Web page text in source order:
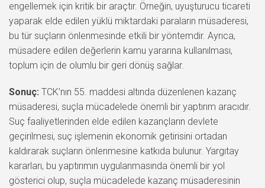
engellemek için kritik bir araçtır. Örneğin, uyuşturucu ticareti
yaparak elde edilen yüklü miktardaki paraların müsaderesi,
bu tür suçların önlenmesinde etkili bir yöntemdir. Ayrıca,
müsadere edilen değerlerin kamu yararına kullanılması,
toplum için de olumlu bir geri dönüş sağlar.
Sonuç: TCK’nın 55. maddesi altında düzenlenen kazanç
müsaderesi, suçla mücadelede önemli bir yaptırım aracıdır.
Suç faaliyetlerinden elde edilen kazançların devlete
geçirilmesi, suç işlemenin ekonomik getirisini ortadan
kaldırarak suçların önlenmesine katkıda bulunur. Yargıtay
kararları, bu yaptırımın uygulanmasında önemli bir yol
gösterici olup, suçla mücadelede kazanç müsaderesinin